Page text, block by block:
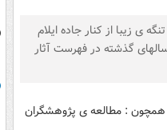
ی زیبا از کنار جاده ایلام
گذشته در فهرست آثار